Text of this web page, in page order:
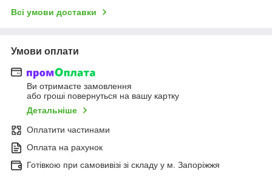
Всі умови доставки
Умови оплати
Ви отримаєте замовлення
або гроші повернуться на вашу картку
Детальніше
Оплатити частинами
Оплата на рахунок
Готівкою при самовивізі зі складу у м. Запоріжжя